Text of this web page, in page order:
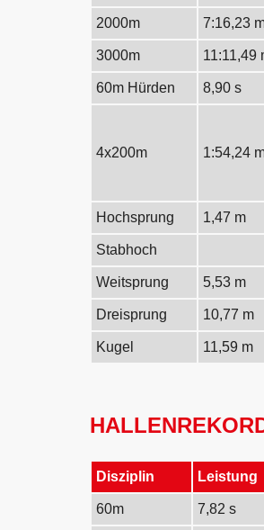
2000m 7:16,23
3000m 11:11,49
60m Hürden 8,90 s
4x200m 1:54,24
Hochsprung 1,47 m
Stabhoch
Weitsprung 5,53 m
Dreisprung 10,77 m
Kugel 11,59 m
Disziplin Leistung
60m 7,82 s